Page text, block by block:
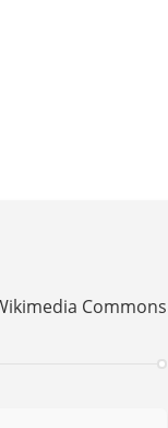
Commons